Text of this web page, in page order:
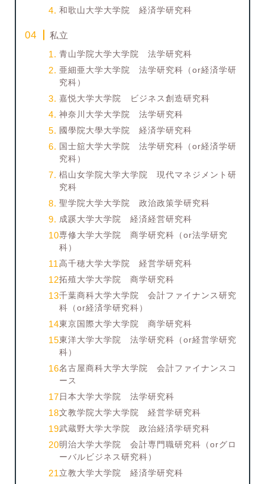
和歌山大学大学院 経済学研究科
私立
青山学院大学大学院 法学研究科
亜細亜大学大学院 法学研究科（or経済学研
究科）
嘉悦大学大学院 ビジネス創造研究科
神奈川大学大学院 法学研究科
國學院大學大学院 経済学研究科
国士舘大学大学院 法学研究科（or経済学研
究科）
椙山女学院大学大学院 現代マネジメント研
究科
聖学院大学大学院 政治政策学研究科
成蹊大学大学院 経済経営研究科
専修大学大学院 商学研究科（or法学研究
科）
高千穂大学大学院 経営学研究科
拓殖大学大学院 商学研究科
千葉商科大学大学院 会計ファイナンス研究
科（or経済学研究科）
東京国際大学大学院 商学研究科
東洋大学大学院 法学研究科（or経営学研究
科）
名古屋商科大学大学院 会計ファイナンスコ
ース
日本大学大学院 法学研究科
文教学院大学大学院 経営学研究科
武蔵野大学大学院 政治経済学研究科
明治大学大学院 会計専門職研究科（orグロ
ーバルビジネス研究科）
立教大学大学院 経済学研究科